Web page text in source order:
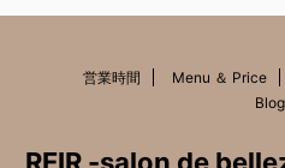
営業時間 Menu ＆ Price
Blog
REIR -salon de